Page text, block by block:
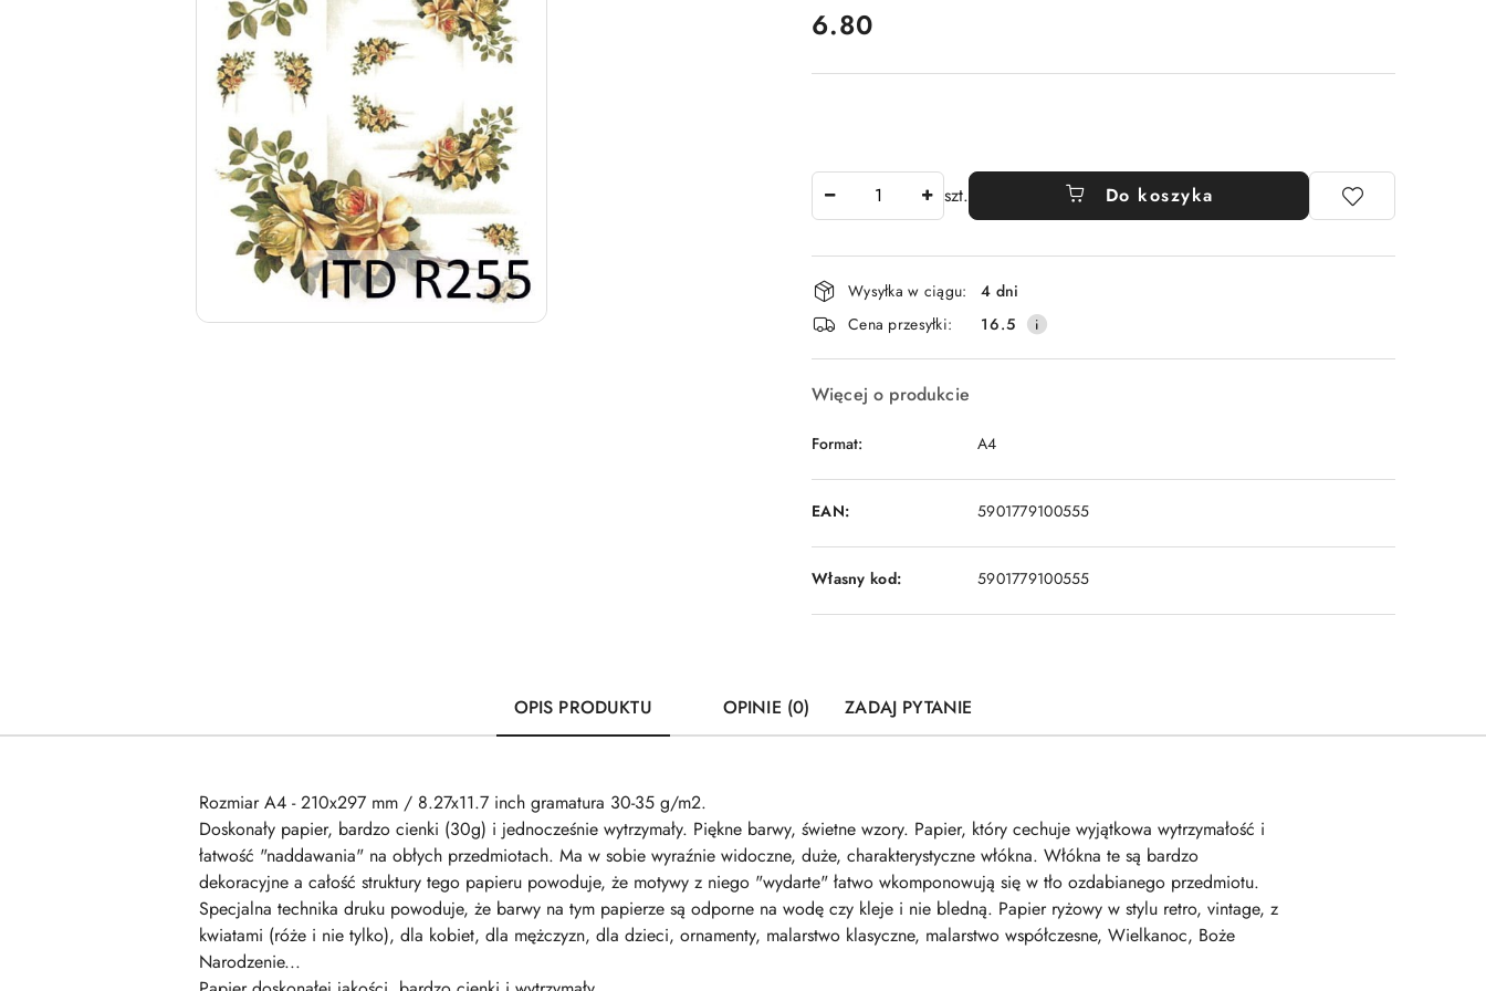
cena:
6.80
szt. Do koszyka
Dostępność
i
dostawa
Wysyłka w ciągu:
4 dni
Cena przesyłki:
16.5
Więcej o produkcie
Format: A4
EAN: 5901779100555
Własny kod: 5901779100555
OPIS PRODUKTU OPINIE (0) ZADAJ PYTANIE
Rozmiar A4 - 210x297 mm / 8.27x11.7 inch gramatura 30-35 g/m2.
Doskonały papier, bardzo cienki (30g) i jednocześnie wytrzymały. Piękne barwy, świetne wzory. Papier, który cechuje wyjątkowa wytrzymałość i
łatwość "naddawania" na obłych przedmiotach. Ma w sobie wyraźnie widoczne, duże, charakterystyczne włókna. Włókna te są bardzo
dekoracyjne a całość struktury tego papieru powoduje, że motywy z niego "wydarte" łatwo wkomponowują się w tło ozdabianego przedmiotu.
Specjalna technika druku powoduje, że barwy na tym papierze są odporne na wodę czy kleje i nie bledną. Papier ryżowy w stylu retro, vintage, z
kwiatami (róże i nie tylko), dla kobiet, dla mężczyzn, dla dzieci, ornamenty, malarstwo klasyczne, malarstwo współczesne, Wielkanoc, Boże
Narodzenie...